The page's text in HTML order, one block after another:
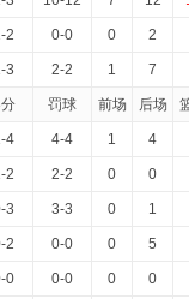
2 0-0 0 2
3 2-2 1 7
罚球 前场 后场
4 4-4 1 4
2 2-2 0 0
3 3-3 0 1
2 0-0 0 5
0 0-0 0 0